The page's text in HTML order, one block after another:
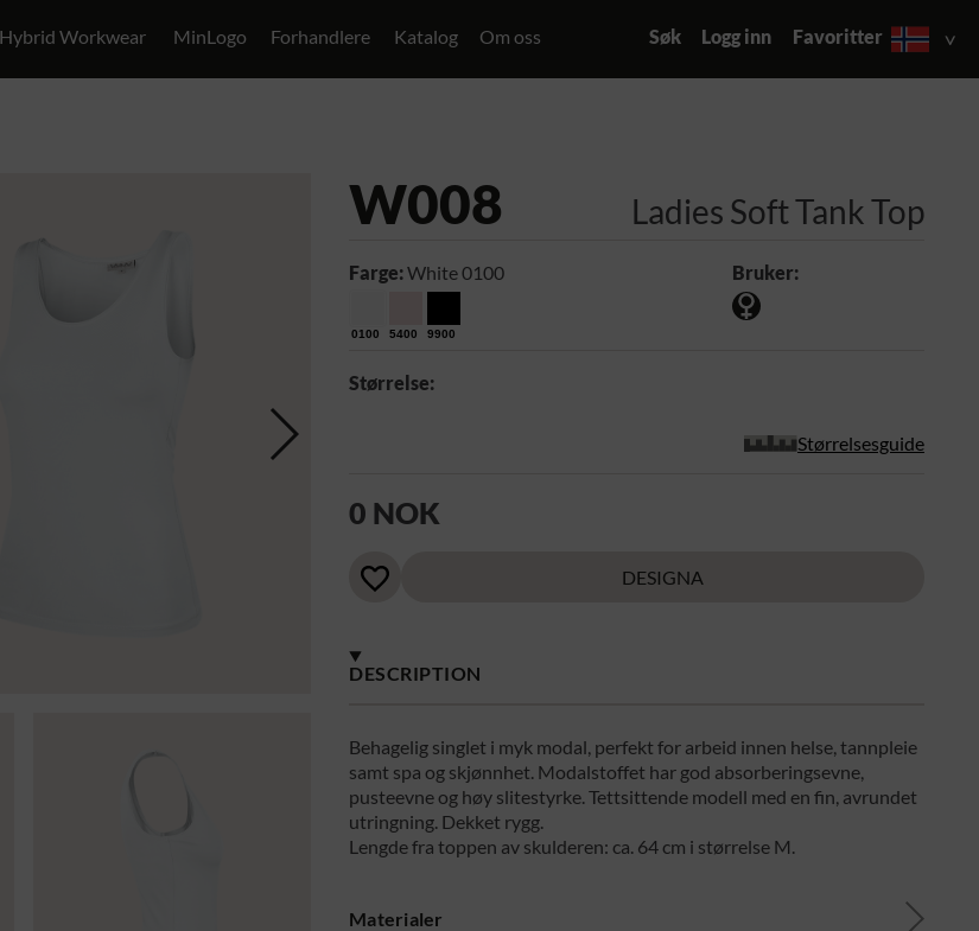
Hybrid Workwear MinLogo Forhandlere Katalog Om oss Søk Logg inn Favoritter
W008 Ladies Soft Tank Top
Farge:White 0100
0100 5400 9900
Bruker:
Størrelse:
Størrelsesguide
0 NOK
DESIGNA
DESCRIPTION
Behagelig singlet i myk modal, perfekt for arbeid innen helse, tannpleie
samt spa og skjønnhet. Modalstoffet har god absorberingsevne,
pusteevne og høy slitestyrke. Tettsittende modell med en fin, avrundet
utringning. Dekket rygg.
Lengde fra toppen av skulderen: ca. 64 cm i størrelse M.
Materialer